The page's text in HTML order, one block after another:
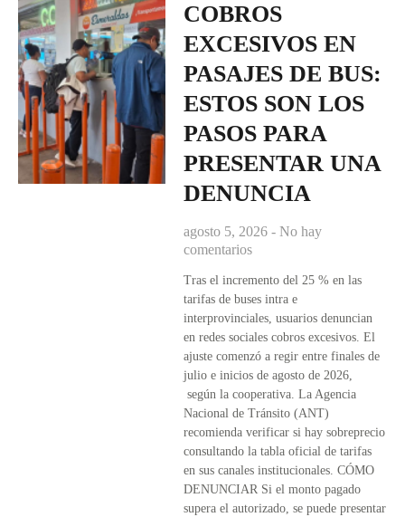
COBROS
EXCESIVOS EN
PASAJES DE BUS:
ESTOS SON LOS
PASOS PARA
PRESENTAR UNA
DENUNCIA
agosto 5, 2026 No hay
comentarios
Tras el incremento del 25 % en las
tarifas de buses intra e
interprovinciales, usuarios denuncian
en redes sociales cobros excesivos. El
ajuste comenzó a regir entre finales de
julio e inicios de agosto de 2026,
según la cooperativa. La Agencia
Nacional de Tránsito (ANT)
recomienda verificar si hay sobreprecio
consultando la tabla oficial de tarifas
en sus canales institucionales. CÓMO
DENUNCIAR Si el monto pagado
supera el autorizado, se puede presentar